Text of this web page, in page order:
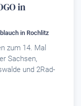
in
in Rochlitz
zum 14. Mal
Sachsen,
und 2Rad-